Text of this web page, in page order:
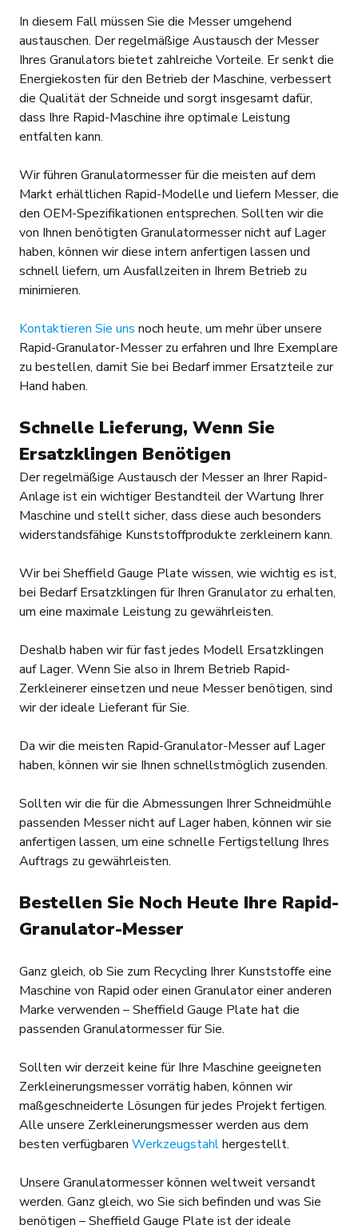
In diesem Fall müssen Sie die Messer umgehend
austauschen. Der regelmäßige Austausch der Messer
Ihres Granulators bietet zahlreiche Vorteile. Er senkt die
Energiekosten für den Betrieb der Maschine, verbessert
die Qualität der Schneide und sorgt insgesamt dafür,
dass Ihre Rapid-Maschine ihre optimale Leistung
entfalten kann.
Wir führen Granulatormesser für die meisten auf dem
Markt erhältlichen Rapid-Modelle und liefern Messer, die
den OEM-Spezifikationen entsprechen. Sollten wir die
von Ihnen benötigten Granulatormesser nicht auf Lager
haben, können wir diese intern anfertigen lassen und
schnell liefern, um Ausfallzeiten in Ihrem Betrieb zu
minimieren.
Kontaktieren Sie uns noch heute, um mehr über unsere
Rapid-Granulator-Messer zu erfahren und Ihre Exemplare
zu bestellen, damit Sie bei Bedarf immer Ersatzteile zur
Hand haben.
Schnelle Lieferung, Wenn Sie
Ersatzklingen Benötigen
Der regelmäßige Austausch der Messer an Ihrer Rapid-
Anlage ist ein wichtiger Bestandteil der Wartung Ihrer
Maschine und stellt sicher, dass diese auch besonders
widerstandsfähige Kunststoffprodukte zerkleinern kann.
Wir bei Sheffield Gauge Plate wissen, wie wichtig es ist,
bei Bedarf Ersatzklingen für Ihren Granulator zu erhalten,
um eine maximale Leistung zu gewährleisten.
Deshalb haben wir für fast jedes Modell Ersatzklingen
auf Lager. Wenn Sie also in Ihrem Betrieb Rapid-
Zerkleinerer einsetzen und neue Messer benötigen, sind
wir der ideale Lieferant für Sie.
Da wir die meisten Rapid-Granulator-Messer auf Lager
haben, können wir sie Ihnen schnellstmöglich zusenden.
Sollten wir die für die Abmessungen Ihrer Schneidmühle
passenden Messer nicht auf Lager haben, können wir sie
anfertigen lassen, um eine schnelle Fertigstellung Ihres
Auftrags zu gewährleisten.
Bestellen Sie Noch Heute Ihre Rapid-
Granulator-Messer
Ganz gleich, ob Sie zum Recycling Ihrer Kunststoffe eine
Maschine von Rapid oder einen Granulator einer anderen
Marke verwenden – Sheffield Gauge Plate hat die
passenden Granulatormesser für Sie.
Sollten wir derzeit keine für Ihre Maschine geeigneten
Zerkleinerungsmesser vorrätig haben, können wir
maßgeschneiderte Lösungen für jedes Projekt fertigen.
Alle unsere Zerkleinerungsmesser werden aus dem
besten verfügbaren Werkzeugstahlhergestellt.
Unsere Granulatormesser können weltweit versandt
werden. Ganz gleich, wo Sie sich befinden und was Sie
benötigen – Sheffield Gauge Plate ist der ideale